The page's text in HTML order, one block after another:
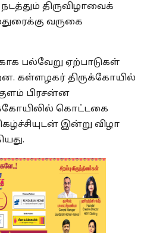
திருவிழாவைக்
வருகை
பல்வேறு ஏற்பாடுகள்
கள்ளழகர் திருக்கோயில்
பிரசன்ன
கொட்டகை
இன்று விழா